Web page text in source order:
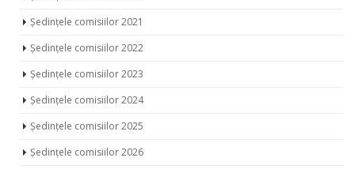
Uncategorized
publică a Consiliului raional Soroca din 04 mai 2026
mai 4, 2026